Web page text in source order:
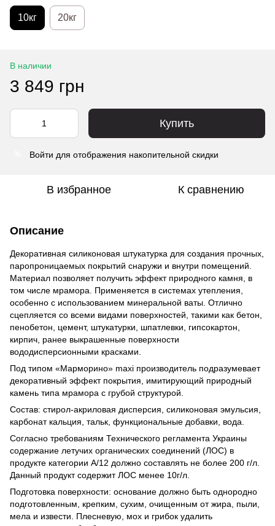
10кг 20кг
В наличии
3 849 грн
Купить
Войти для отображения накопительной скидки
В избранное К сравнению
Описание
Декоративная силиконовая штукатурка для создания прочных,
паропроницаемых покрытий снаружи и внутри помещений.
Материал позволяет получить эффект природного камня, в
том числе мрамора. Применяется в системах утепления,
особенно с использованием минеральной ваты. Отлично
сцепляется со всеми видами поверхностей, такими как бетон,
пенобетон, цемент, штукатурки, шпатлевки, гипсокартон,
кирпич, ранее выкрашенные поверхности
вододисперсионными красками.
Под типом «Марморино» maxi производитель подразумевает
декоративный эффект покрытия, имитирующий природный
камень типа мрамора с грубой структурой.
Состав: стирол-акриловая дисперсия, силиконовая эмульсия,
карбонат кальция, тальк, функциональные добавки, вода.
Согласно требованиям Технического регламента Украины
содержание летучих органических соединений (ЛОС) в
продукте категории А/12 должно составлять не более 200 г/л.
Данный продукт содержит ЛОС менее 10г/л.
Подготовка поверхности: основание должно быть однородно
подготовленным, крепким, сухим, очищенным от жира, пыли,
мела и извести. Плесневую, мох и грибок удалить